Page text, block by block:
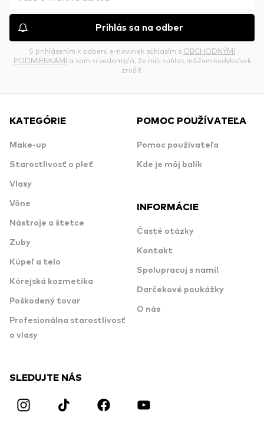
Prihlás sa na odber
S prihlásením k odberu e-noviniek súhlasím s OBCHODNÝMI
PODMIENKAMI a som si vedomý/á, že môj súhlas môžem kedykoľvek
zrušiť.
KATEGÓRIE
Make-up
Starostlivosť o pleť
Vlasy
Vône
Nástroje a štetce
Zuby
Kúpeľ a telo
Kórejská kozmetika
Poškodený tovar
Profesionálna starostlivosť
o vlasy
POMOC POUŽÍVATEĽA
Pomoc používateľa
Kde je môj balík
INFORMÁCIE
Časté otázky
Kontakt
Spolupracuj s nami!
Darčekové poukážky
O nás
SLEDUJTE NÁS